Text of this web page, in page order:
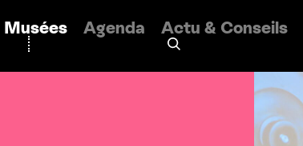
Musées Agenda Actu & Conseils